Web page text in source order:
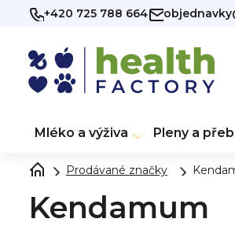
Přejít
+420 725 788 664
Mléko a výživa Pleny a
Prodávané značky
Kendamum